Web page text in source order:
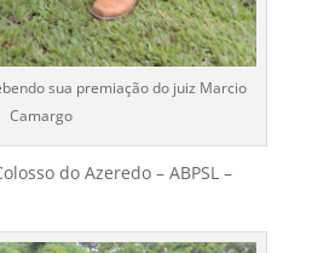
sua premiação do juiz Marcio
Camargo
do Azeredo – ABPSL –